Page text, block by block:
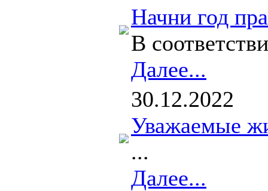
Начни год
В
Далее...
30.12.2022
Уважаемые
...
Далее...